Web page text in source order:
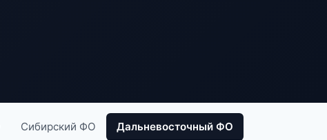
Сибирский ФО Дальневосточный ФО